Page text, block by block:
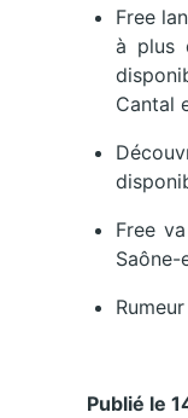
Free
à plus
Cantal
Free
Publié le